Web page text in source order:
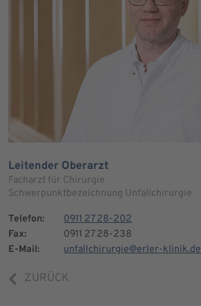
Leitender Oberarzt
Facharzt für Chirurgie
Schwerpunktbezeichnung Unfallchirurgie
Telefon:
0911 27 28-202
Fax:
0911 27 28-238
E-Mail:
unfallchirurgie@erler-klinik.de
ZURÜCK